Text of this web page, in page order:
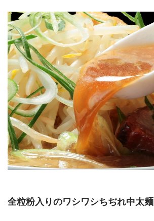
全粒粉入りのワシワシちぢれ中太麺